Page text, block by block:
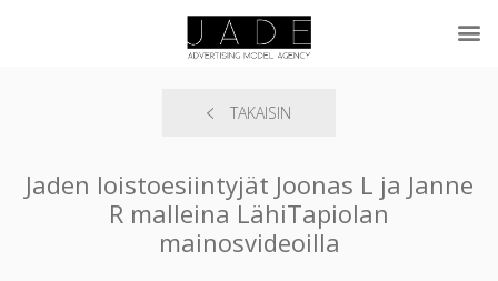
TAKAISIN
Jaden loistoesiintyjät Joonas L ja Janne
R malleina LähiTapiolan
mainosvideoilla